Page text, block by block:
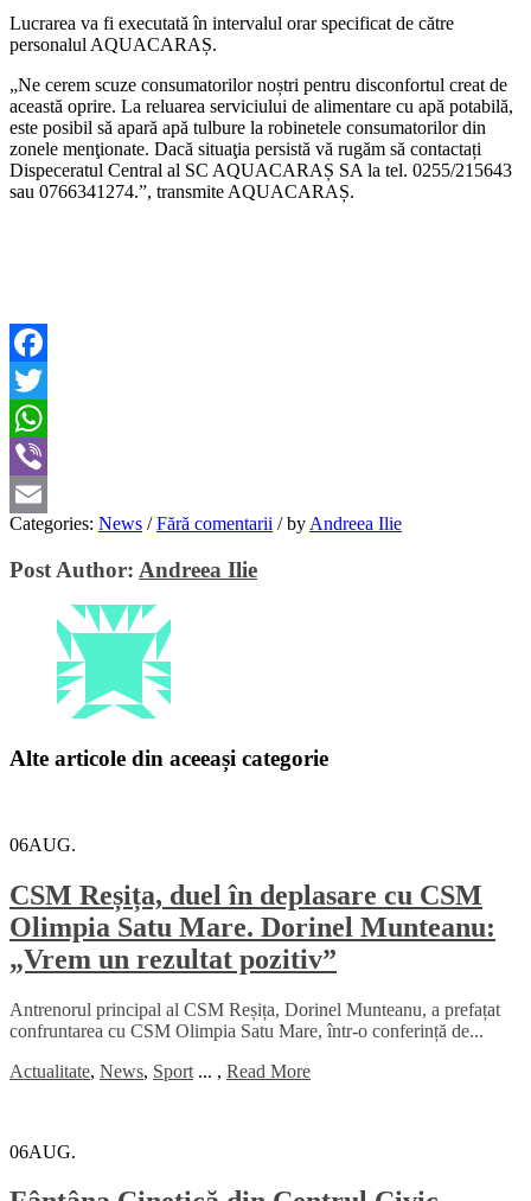
Lucrarea va fi executată în intervalul orar specificat de către
personalul AQUACARAȘ.
„Ne cerem scuze consumatorilor noștri pentru disconfortul creat de
această oprire. La reluarea serviciului de alimentare cu apă potabilă,
este posibil să apară apă tulbure la robinetele consumatorilor din
zonele menţionate. Dacă situaţia persistă vă rugăm să contactați
Dispeceratul Central al SC AQUACARAȘ SA la tel. 0255/215643
sau 0766341274.”, transmite AQUACARAȘ.
Facebook
Twitter
WhatsApp
Viber
Email
Categories: News / Fără comentarii /by Andreea Ilie
Post Author: Andreea Ilie
Alte articole din aceeași categorie
06AUG.
CSM Reșița, duel în deplasare cu CSM
Olimpia Satu Mare. Dorinel Munteanu:
„Vrem un rezultat pozitiv”
Antrenorul principal al CSM Reșița, Dorinel Munteanu, a prefațat
confruntarea cu CSM Olimpia Satu Mare, într-o conferință de...
Actualitate, News, Sport ... , Read More
06AUG.